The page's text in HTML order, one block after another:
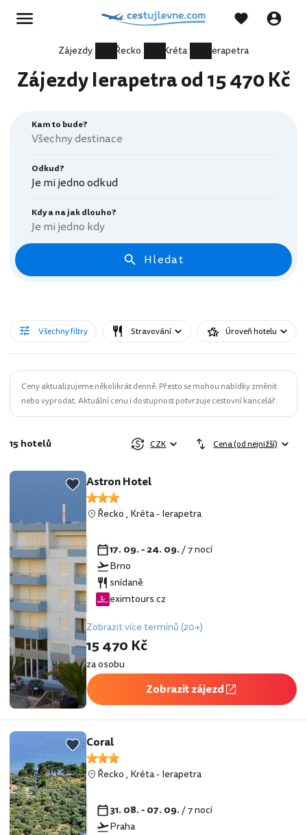
Zájezdy Řecko Kréta Ierapetra
Zájezdy Ierapetra od 15 470 Kč
Kam to bude?
Odkud?
Je mi jedno odkud
Kdy a na jak dlouho?
Je mi jedno kdy
Hledat
Všechny filtry Stravování Úroveň hotelu
Ceny aktualizujeme několikrát denně. Přesto se mohou nabídky změnit
nebo vyprodat. Aktuální cenu i dostupnost potvrzuje cestovní kancelář.
15 hotelů CZK Cena (od nejnižší)
Astron Hotel
Řecko, Kréta-Ierapetra
17. 09. - 24. 09./ 7 nocí
Brno
snídaně
eximtours.cz
Zobrazit více termínů (20+)
15 470 Kč
za osobu
Zobrazit zájezd
Coral
Řecko, Kréta-Ierapetra
31. 08. - 07. 09./ 7 nocí
Praha